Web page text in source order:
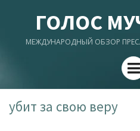
ГОЛОС
МЕЖДУНАРОДНЫЙ ОБЗОР
убит за свою веру